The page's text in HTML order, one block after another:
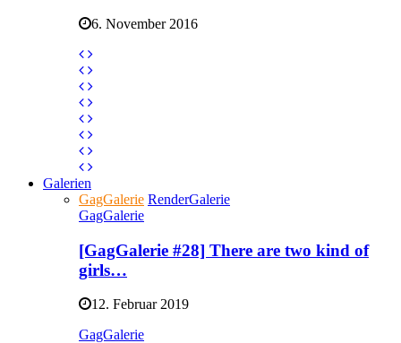
6. November 2016
Galerien
GagGalerie RenderGalerie
GagGalerie
[GagGalerie #28] There are two kind of
girls…
12. Februar 2019
GagGalerie